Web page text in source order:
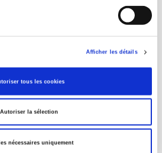
Afficher les détails
tous les cookies
Autoriser la sélection
nécessaires uniquement
européenne